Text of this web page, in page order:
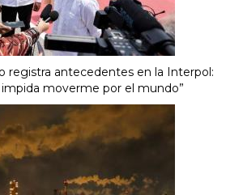
registra antecedentes en la Interpol:
moverme por el mundo”